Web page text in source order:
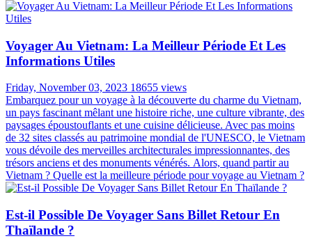
Voyager Au Vietnam: La Meilleur Période Et Les
Informations Utiles
Friday, November 03, 2023 18655 views
Embarquez pour un voyage à la découverte du charme du Vietnam,
un pays fascinant mêlant une histoire riche, une culture vibrante, des
paysages époustouflants et une cuisine délicieuse. Avec pas moins
de 32 sites classés au patrimoine mondial de l'UNESCO, le Vietnam
vous dévoile des merveilles architecturales impressionnantes, des
trésors anciens et des monuments vénérés. Alors, quand partir au
Vietnam ? Quelle est la meilleure période pour voyage au Vietnam ?
Est-il Possible De Voyager Sans Billet Retour En
Thaïlande ?